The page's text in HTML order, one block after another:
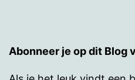
Abonneer je op dit Blog